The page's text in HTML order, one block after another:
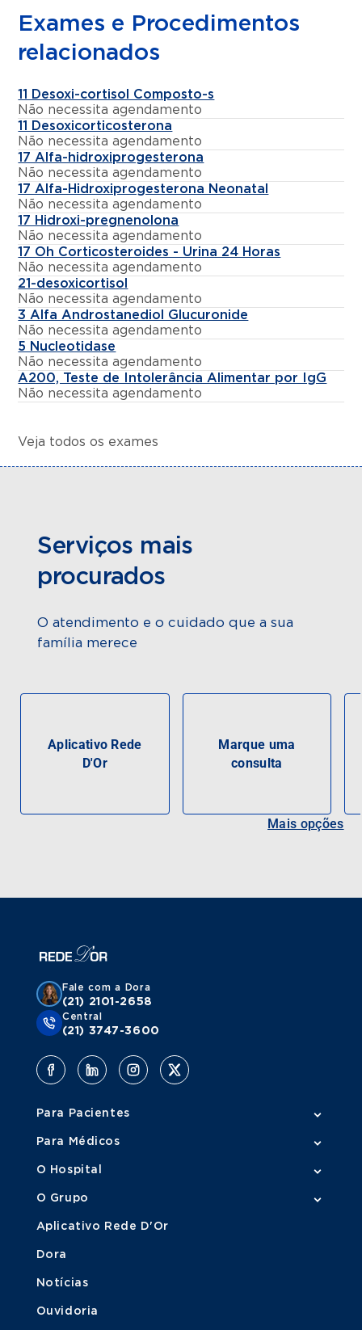
Exames e Procedimentos
relacionados
11 Desoxi-cortisol Composto-s
Não necessita agendamento
11 Desoxicorticosterona
Não necessita agendamento
17 Alfa-hidroxiprogesterona
Não necessita agendamento
17 Alfa-Hidroxiprogesterona Neonatal
Não necessita agendamento
17 Hidroxi-pregnenolona
Não necessita agendamento
17 Oh Corticosteroides - Urina 24 Horas
Não necessita agendamento
21-desoxicortisol
Não necessita agendamento
3 Alfa Androstanediol Glucuronide
Não necessita agendamento
5 Nucleotidase
Não necessita agendamento
A200, Teste de Intolerância Alimentar por IgG
Não necessita agendamento
Veja todos os exames
Serviços mais
procurados
O atendimento e o cuidado que a sua
família merece
Aplicativo Rede
D'Or
Marque uma
consulta
Mais opções
Fale com a Dora
(21) 2101-2658
Central
(21) 3747-3600
Para Pacientes
Para Médicos
O Hospital
O Grupo
Aplicativo Rede D'Or
Dora
Notícias
Ouvidoria